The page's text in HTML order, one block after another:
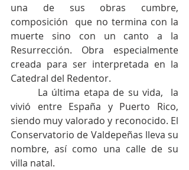
una de sus obras cumbre,
composición  que no termina con la
muerte sino con un canto a la
Resurrección. Obra especialmente
creada para ser interpretada en la
Catedral del Redentor.
vivió entre España y Puerto Rico,
siendo muy valorado y reconocido. El
Conservatorio de Valdepeñas lleva su
nombre, así como una calle de su
villa natal.